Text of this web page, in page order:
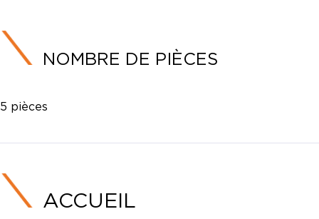
NOMBRE DE PIÈCES
5 pièces
ACCUEIL